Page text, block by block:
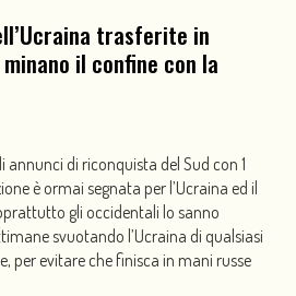
trasferite in
il confine con la
di riconquista del Sud con 1
è ormai segnata per l’Ucraina ed il
gli occidentali lo sanno
svuotando l’Ucraina di qualsiasi
per evitare che finisca in mani russe